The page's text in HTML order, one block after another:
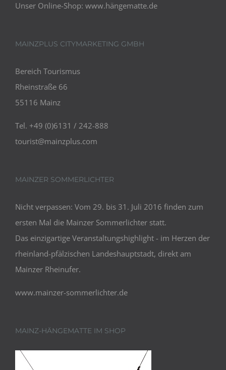
Unser Online-Shop: www.hängematte.de
MAINZPLUS CITYMARKETING GMBH
Bereich Tourismus
Rheinstraße 66
55116 Mainz
Tel. +49 (0)6131 / 242-888
tourist@mainzplus.com
MAINZER SOMMERLICHTER
Nicht verpassen: Vom 29. bis 31. Juli 2016 finden zum
ersten Mal die Mainzer Sommerlichter statt.
Das einzigartige Veranstaltungshighlight - im Herzen der
rheinland-pfälzischen Landeshauptstadt, direkt am
Mainzer Rheinufer.
www.mainzer-sommerlichter.de
MAINZ-HÄNGEMATTE IM SHOP